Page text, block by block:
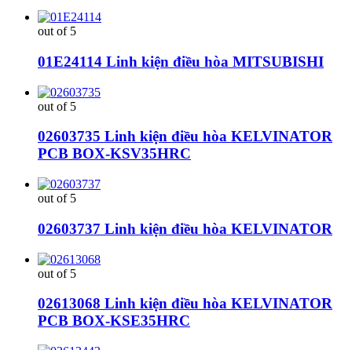
out of 5
01E24114 Linh kiện điều hòa MITSUBISHI
out of 5
02603735 Linh kiện điều hòa KELVINATOR
PCB BOX-KSV35HRC
out of 5
02603737 Linh kiện điều hòa KELVINATOR
out of 5
02613068 Linh kiện điều hòa KELVINATOR
PCB BOX-KSE35HRC